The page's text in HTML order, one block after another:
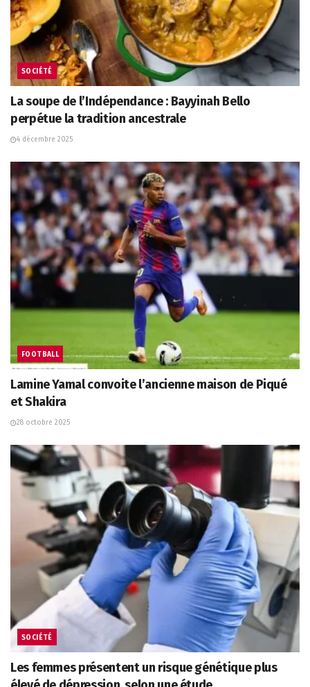
SOCIÉTÉ
La soupe de l’Indépendance : Bayyinah Bello
perpétue la tradition ancestrale
4 décembre 2025
FOOTBALL
Lamine Yamal convoite l’ancienne maison de Piqué
et Shakira
28 octobre 2025
SOCIÉTÉ
Les femmes présentent un risque génétique plus